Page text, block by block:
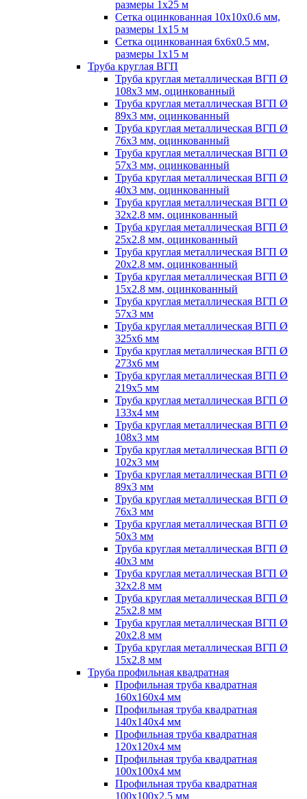
размеры 1х25 м
Сетка оцинкованная 10х10х0.6 мм,
размеры 1х15 м
Сетка оцинкованная 6х6х0.5 мм,
размеры 1х15 м
Труба круглая ВГП
Труба круглая металлическая ВГП Ø
108х3 мм, оцинкованный
Труба круглая металлическая ВГП Ø
89х3 мм, оцинкованный
Труба круглая металлическая ВГП Ø
76х3 мм, оцинкованный
Труба круглая металлическая ВГП Ø
57х3 мм, оцинкованный
Труба круглая металлическая ВГП Ø
40х3 мм, оцинкованный
Труба круглая металлическая ВГП Ø
32х2.8 мм, оцинкованный
Труба круглая металлическая ВГП Ø
25х2.8 мм, оцинкованный
Труба круглая металлическая ВГП Ø
20х2.8 мм, оцинкованный
Труба круглая металлическая ВГП Ø
15х2.8 мм, оцинкованный
Труба круглая металлическая ВГП Ø
57х3 мм
Труба круглая металлическая ВГП Ø
325х6 мм
Труба круглая металлическая ВГП Ø
273х6 мм
Труба круглая металлическая ВГП Ø
219х5 мм
Труба круглая металлическая ВГП Ø
133х4 мм
Труба круглая металлическая ВГП Ø
108х3 мм
Труба круглая металлическая ВГП Ø
102х3 мм
Труба круглая металлическая ВГП Ø
89х3 мм
Труба круглая металлическая ВГП Ø
76х3 мм
Труба круглая металлическая ВГП Ø
50х3 мм
Труба круглая металлическая ВГП Ø
40х3 мм
Труба круглая металлическая ВГП Ø
32х2.8 мм
Труба круглая металлическая ВГП Ø
25х2.8 мм
Труба круглая металлическая ВГП Ø
20х2.8 мм
Труба круглая металлическая ВГП Ø
15х2.8 мм
Труба профильная квадратная
Профильная труба квадратная
160х160х4 мм
Профильная труба квадратная
140х140х4 мм
Профильная труба квадратная
120х120х4 мм
Профильная труба квадратная
100х100х4 мм
Профильная труба квадратная
100х100х2.5 мм